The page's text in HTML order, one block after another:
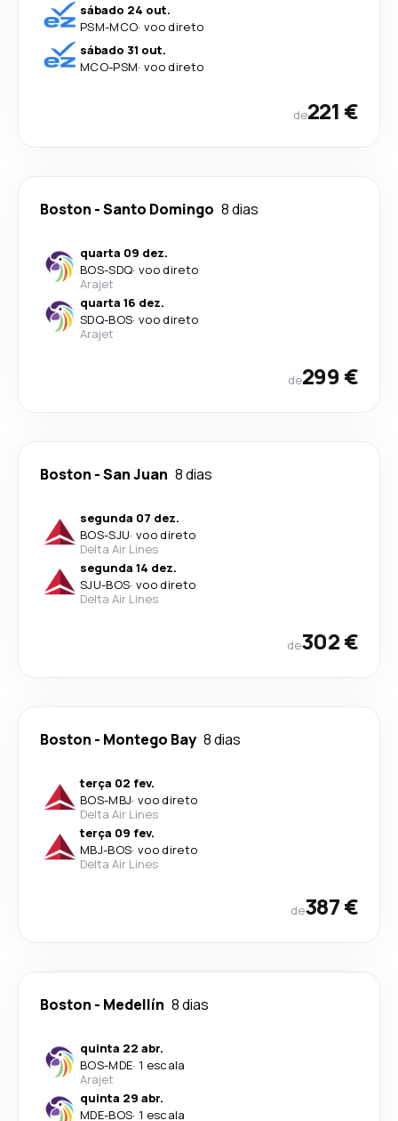
sábado 24 out.
PSM-MCO· voo direto
sábado 31 out.
MCO-PSM· voo direto
de221 €
Boston -Santo Domingo 8 dias
quarta 09 dez.
BOS-SDQ· voo direto
Arajet
quarta 16 dez.
SDQ-BOS· voo direto
Arajet
de299 €
Boston -San Juan 8 dias
segunda 07 dez.
BOS-SJU· voo direto
Delta Air Lines
segunda 14 dez.
SJU-BOS· voo direto
Delta Air Lines
de302 €
Boston - Montego Bay 8 dias
terça 02 fev.
BOS-MBJ· voo direto
Delta Air Lines
terça 09 fev.
MBJ-BOS· voo direto
Delta Air Lines
de387 €
Boston - Medellín 8 dias
quinta 22 abr.
BOS-MDE· 1 escala
Arajet
quinta 29 abr.
MDE-BOS· 1 escala